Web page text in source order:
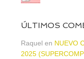
ÚLTIMOS
Raquel en NUEVO
2025